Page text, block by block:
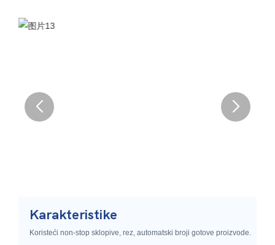
Karakteristike
Koristeći non-stop sklopive, rez, automatski broji gotove proizvode.